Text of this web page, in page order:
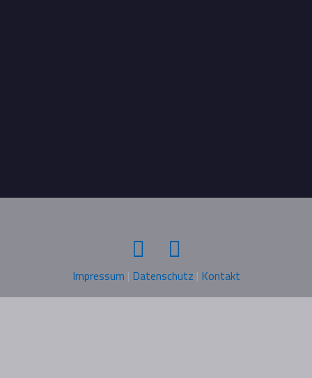
Impressum | Datenschutz | Kontakt